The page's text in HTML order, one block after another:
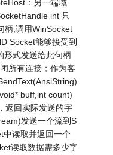
：另一端域
int 只
柄,调用WinSocket
Socket能够接受到
形式发送给此句柄
所有连接；作为客
buff,int count)
返回实际发送的字
发送一个流到S
中读取并返回一个
读取数据需多少字